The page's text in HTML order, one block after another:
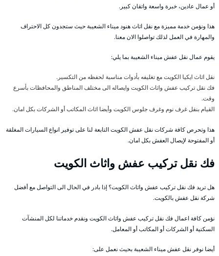
أو عمال عادين، خبرة واسعة واتقان كبير.
هذا ونؤمن خدمة مميزة مع نقل اثاث هنود ميناء الشعيبة حيث ستجدون كل الاحتراف
والمهارة في العمل لذلك تواصلوا الان معنا.
يقوم عمال نقل عفش ميناء الشعيبة بما يلي:
نقل اثاث ايكيا الكويت مع تغليفه بأدوات مناسبة لحفظه من التكسير.
فك نقل تركيب عفش واثاث الكويت وايصاله الى مختلف المناطق والمحافظات بأسرع
وقت.
القيام بنقل غرف نوم وغرف جلوس الكويت وأيضا اثاث المكاتب أو الشركات بكل امان.
هذا وتحرص كافة شركات نقل عفش الكويت التابعة لنا على توفير انواع السيارات المغلقة
أو المفتوحة لإيصال العفش بكل امان.
فك نقل تركيب عفش واثاث الكويت
هل تريد فك نقل تركيب عفش واثاث الكويت؟ إذا بادر في الحال الى التواصل مع أفضل
شركة نقل عفش بالكويت.
نؤمن كافة اعمال فك نقل تركيب عفش واثاث الكويت ونقدم خدماتنا لكل المنشآت
السكنية أو الشركات أو المكاتب أو المعامل.
أيضا نوفر نقل عفش ميناء الشعيبة بحيث نعمل على: